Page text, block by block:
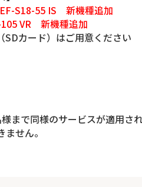
S18-55 IS 新機種追加
VR 新機種追加
カード）はご用意ください
まで同様のサービスが適用さ
せん。